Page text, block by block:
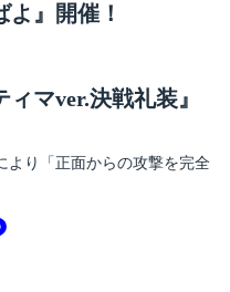
よ』開催！
マver.決戦礼装』
より「正面からの攻撃を完全